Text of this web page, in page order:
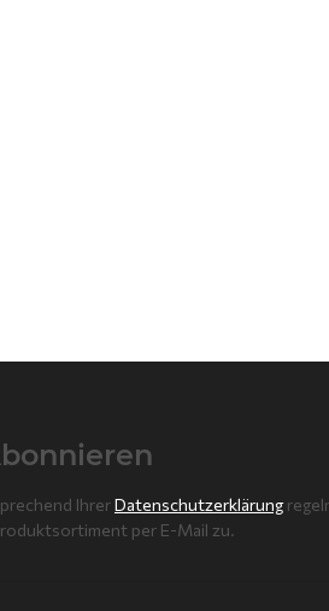
IhrerDatenschutzerklärung
per E-Mail zu.